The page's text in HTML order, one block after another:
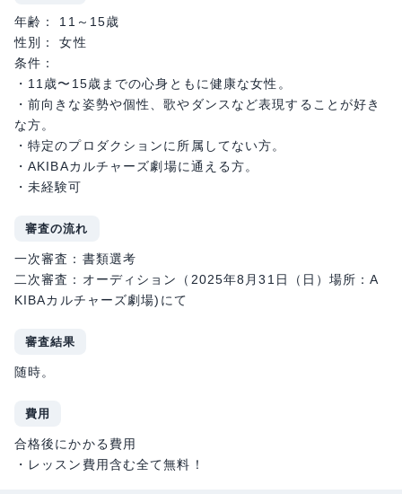
年齢： 11～15歳
性別： 女性
条件：
・11歳〜15歳までの心身ともに健康な女性。
・前向きな姿勢や個性、歌やダンスなど表現することが好き
な方。
・特定のプロダクションに所属してない方。
・AKIBAカルチャーズ劇場に通える方。
・未経験可
審査の流れ
一次審査：書類選考
二次審査：オーディション（2025年8月31日（日）場所：A
KIBAカルチャーズ劇場)にて
審査結果
随時。
費用
合格後にかかる費用
・レッスン費用含む全て無料！